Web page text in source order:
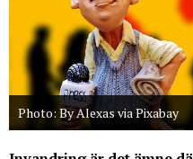
Photo: By Alexas via Pixabay